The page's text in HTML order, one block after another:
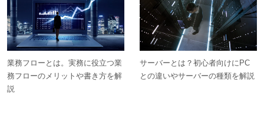
業務フローとは。実務に役立つ業
務フローのメリットや書き方を解
説
サーバーとは？初心者向けにPC
との違いやサーバーの種類を解説